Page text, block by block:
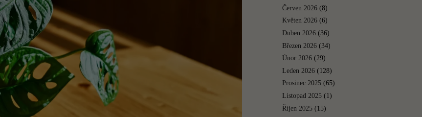
Červen 2026 (8)
Květen 2026 (6)
Duben 2026 (36)
Březen 2026 (34)
Únor 2026 (29)
Leden 2026 (128)
Prosinec 2025 (65)
Listopad 2025 (1)
Říjen 2025 (15)